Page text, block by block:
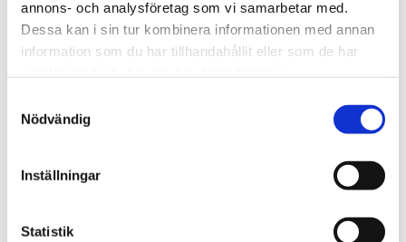
annons- och analysföretag som vi samarbetar med.
Dessa kan i sin tur kombinera informationen med annan
information som du har tillhandahållit eller som de har
Nödvändig
Inställningar
Statistik